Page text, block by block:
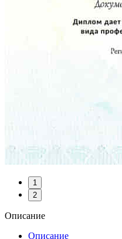
1
2
Описание
Описание